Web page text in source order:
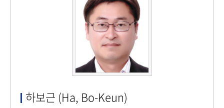
하보근 (Ha, Bo-Keun)